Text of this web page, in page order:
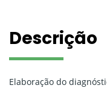
Descrição
Elaboração do